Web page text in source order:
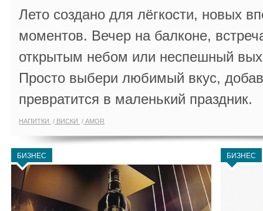
Лето создано для лёгкости, новых
моментов. Вечер на балконе,
открытым небом или неспешный
Просто выбери любимый вкус,
превратится в маленький праздник.
НАПИТКИ ВИСКИ AMOR
БИЗНЕС БИЗНЕС